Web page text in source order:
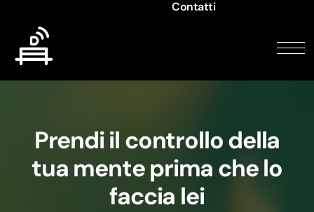
Contatti
Prendi il controllo della
tua mente prima che lo
faccia lei